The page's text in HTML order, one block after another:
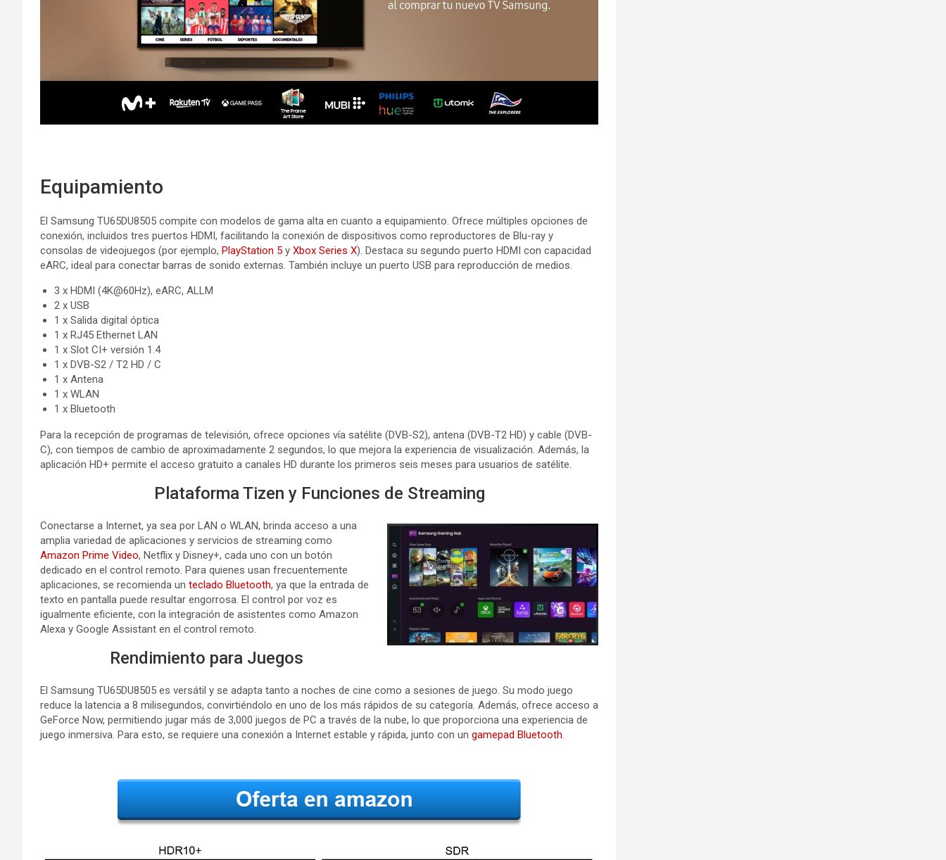
Equipamiento
El Samsung TU65DU8505 compite con modelos de gama alta en cuanto a equipamiento. Ofrece múltiples opciones de
conexión, incluidos tres puertos HDMI, facilitando la conexión de dispositivos como reproductores de Blu-ray y
consolas de videojuegos (por ejemplo, PlayStation 5 y Xbox Series X). Destaca su segundo puerto HDMI con capacidad
eARC, ideal para conectar barras de sonido externas. También incluye un puerto USB para reproducción de medios.
3 x HDMI (4K@60Hz), eARC, ALLM
2 x USB
1 x Salida digital óptica
1 x RJ45 Ethernet LAN
1 x Slot CI+ versión 1.4
1 x DVB-S2 / T2 HD / C
1 x Antena
1 x WLAN
1 x Bluetooth
Para la recepción de programas de televisión, ofrece opciones vía satélite (DVB-S2), antena (DVB-T2 HD) y cable (DVB-
C), con tiempos de cambio de aproximadamente 2 segundos, lo que mejora la experiencia de visualización. Además, la
aplicación HD+ permite el acceso gratuito a canales HD durante los primeros seis meses para usuarios de satélite.
Plataforma Tizen y Funciones de Streaming
Conectarse a Internet, ya sea por LAN o WLAN, brinda acceso a una
amplia variedad de aplicaciones y servicios de streaming como
Amazon Prime Video, Netflix y Disney+, cada uno con un botón
dedicado en el control remoto. Para quienes usan frecuentemente
aplicaciones, se recomienda un teclado Bluetooth, ya que la entrada de
texto en pantalla puede resultar engorrosa. El control por voz es
igualmente eficiente, con la integración de asistentes como Amazon
Alexa y Google Assistant en el control remoto.
Rendimiento para Juegos
El Samsung TU65DU8505 es versátil y se adapta tanto a noches de cine como a sesiones de juego. Su modo juego
reduce la latencia a 8 milisegundos, convirtiéndolo en uno de los más rápidos de su categoría. Además, ofrece acceso a
GeForce Now, permitiendo jugar más de 3,000 juegos de PC a través de la nube, lo que proporciona una experiencia de
juego inmersiva. Para esto, se requiere una conexión a Internet estable y rápida, junto con un gamepad Bluetooth